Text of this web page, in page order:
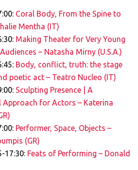
Coral Body, From the Spine to
Mentha (IT)
Making Theater for Very Young
– Natasha Mirny (U.S.A.)
Body, conflict, truth: the stage
poetic act – Teatro Nucleo (IT)
Sculpting Presence | A
Approach for Actors – Katerina
Performer, Space, Objects –
(GR)
17:30: Feats of Performing – Donald